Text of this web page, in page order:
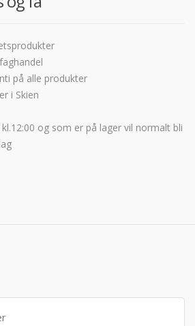
på alle produkter
i Skien
og som er på lager vil normalt bli